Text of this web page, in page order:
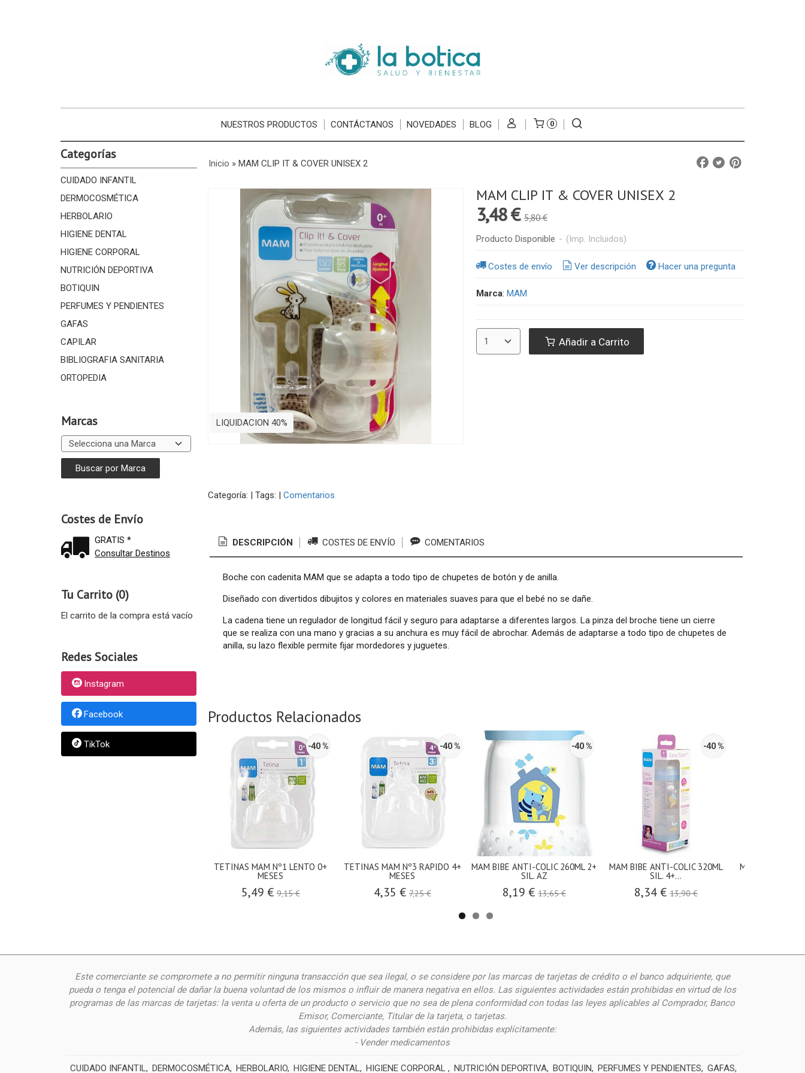
NUESTROS PRODUCTOS CONTÁCTANOS NOVEDADES BLOG 0
Categorías
CUIDADO INFANTIL
DERMOCOSMÉTICA
HERBOLARIO
HIGIENE DENTAL
HIGIENE CORPORAL
NUTRICIÓN DEPORTIVA
BOTIQUIN
PERFUMES Y PENDIENTES
GAFAS
CAPILAR
BIBLIOGRAFIA SANITARIA
ORTOPEDIA
Marcas
Costes de Envío
GRATIS *
Consultar Destinos
Tu Carrito (0)
El carrito de la compra está vacío
Redes Sociales
Instagram
Facebook
TikTok
Inicio » MAM CLIP IT & COVER UNISEX 2
LIQUIDACION 40%
MAM CLIP IT & COVER UNISEX 2
3,48 €5,80 €
Producto Disponible - (Imp. Incluidos)
Costes de envío Ver descripción Hacer una pregunta
Marca: MAM
Añadir a Carrito
Categoría: | Tags: | Comentarios
DESCRIPCIÓN COSTES DE ENVÍO COMENTARIOS
Boche con cadenita MAM que se adapta a todo tipo de chupetes de botón y de anilla.
Diseñado con divertidos dibujitos y colores en materiales suaves para que el bebé no se dañe.
La cadena tiene un regulador de longitud fácil y seguro para adaptarse a diferentes largos. La pinza del broche tiene un cierre
que se realiza con una mano y gracias a su anchura es muy fácil de abrochar. Además de adaptarse a todo tipo de chupetes de
anilla, su lazo flexible permite fijar mordedores y juguetes.
Productos Relacionados
-40 %
TETINAS MAM Nº1 LENTO 0+
MESES
5,49 € 9,15 €
-40 %
TETINAS MAM Nº3 RAPIDO 4+
MESES
4,35 € 7,25 €
-40 %
MAM BIBE ANTI-COLIC 260ML 2+
SIL. AZ
8,19 € 13,65 €
-40 %
MAM BIBE ANTI-COLIC 320ML
SIL. 4+...
8,34 € 13,90 €
MAM CLIP IT &
Este comerciante se compromete a no permitir ninguna transacción que sea ilegal, o se considere por las marcas de tarjetas de crédito o el banco adquiriente, que
pueda o tenga el potencial de dañar la buena voluntad de los mismos o influir de manera negativa en ellos. Las siguientes actividades están prohibidas en virtud de los
programas de las marcas de tarjetas: la venta u oferta de un producto o servicio que no sea de plena conformidad con todas las leyes aplicables al Comprador, Banco
Emisor, Comerciante, Titular de la tarjeta, o tarjetas.
Además, las siguientes actividades también están prohibidas explícitamente:
- Vender medicamentos
CUIDADO INFANTIL DERMOCOSMÉTICA HERBOLARIO HIGIENE DENTAL HIGIENE CORPORAL NUTRICIÓN DEPORTIVA BOTIQUIN PERFUMES Y PENDIENTES GAFAS